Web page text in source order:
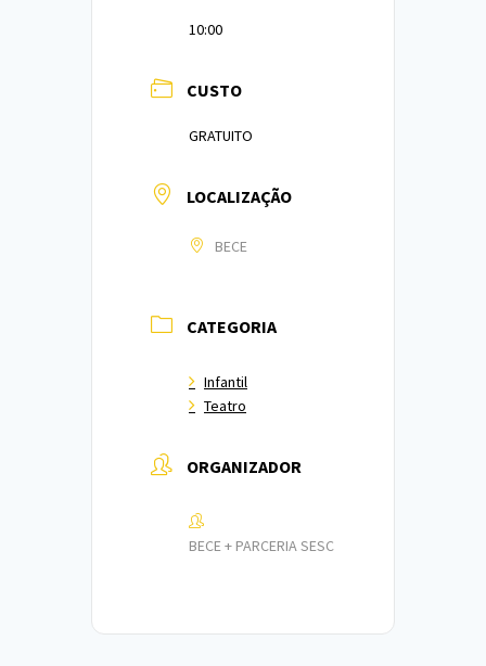
10:00
CUSTO
GRATUITO
LOCALIZAÇÃO
BECE
CATEGORIA
Infantil
Teatro
ORGANIZADOR
BECE + PARCERIA SESC